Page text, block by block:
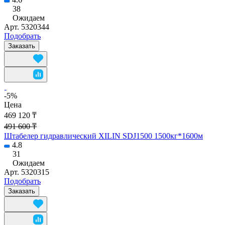
38
Ожидаем
Арт. 5320344
Подобрать
Заказать
-5%
Цена
469 120 ₸
491 600 ₸
Штабелер гидравлический XILIN SDJ1500 1500кг*1600м
4.8
31
Ожидаем
Арт. 5320315
Подобрать
Заказать